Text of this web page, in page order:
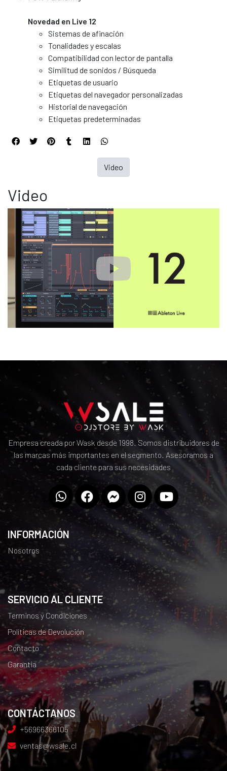
Novedad en Live 12
Sistemas de afinación
Tonalidades y escalas
Compatibilidad con lector de pantalla
Similitud de sonidos / Búsqueda
Etiquetas de usuario
Etiquetas del navegador personalizadas
Historial de navegación
Etiquetas predeterminadas
Video
Video
Empresa creada por Wask desde 1998. Somos distribuidores de
las marcas más importantes en el segmento. Asesoramos a
cada cliente para sus necesidades
INFORMACIÓN
Nosotros
SERVICIO AL CLIENTE
Terminos y Condiciones
Políticas de Devolución
Contacto
Garantia
CONTÁCTANOS
+56966366105
ventas@wsale.cl